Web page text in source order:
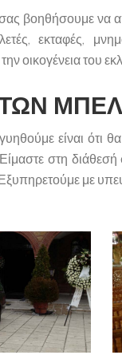
βοηθήσουμε να
εκταφές,
οικογένεια του
είναι ότι
στη
με